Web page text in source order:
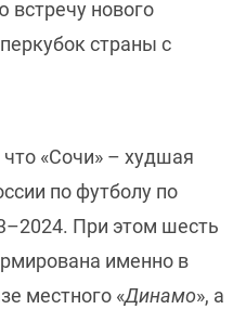
нового
страны с
«Сочи» – худшая
по футболу по
При этом шесть
именно в
местного «Динамо», а